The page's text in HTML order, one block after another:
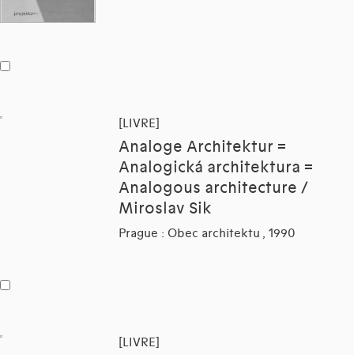
[LIVRE]
Analoge Architektur =
Analogická architektura =
Analogous architecture /
Miroslav Sik
Prague : Obec architektu , 1990
[LIVRE]